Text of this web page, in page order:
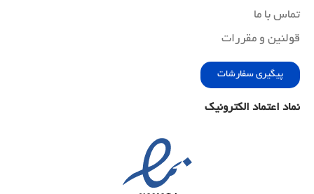
تماس با ما
قولنین و مقررات
پیگیری سفارشات
نماد اعتماد الکترونیک